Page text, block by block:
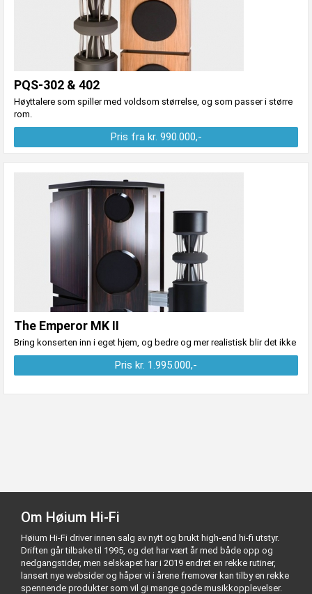
PQS-302 & 402
Høyttalere som spiller med voldsom størrelse, og som passer i større
rom.
Pris fra kr. 990.000,-
The Emperor MK II
Bring konserten inn i eget hjem, og bedre og mer realistisk blir det ikke
Pris kr. 1.995.000,-
Om Høium Hi-Fi
Høium Hi-Fi driver innen salg av nytt og brukt high-end hi-fi utstyr.
Driften går tilbake til 1995, og det har vært år med både opp og
nedgangstider, men selskapet har i 2019 endret en rekke rutiner,
lansert nye websider og håper vi i årene fremover kan tilby en rekke
spennende produkter som vil gi mange gode musikkopplevelser.